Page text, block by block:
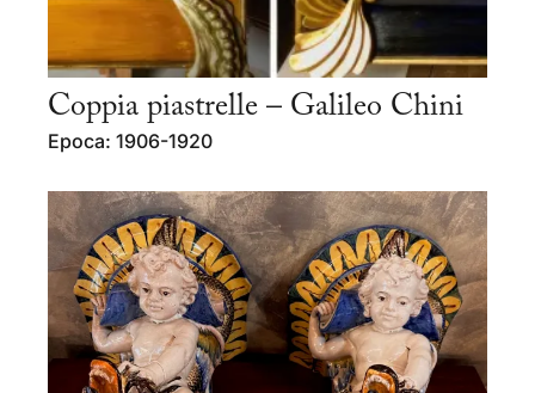
Coppia piastrelle – Galileo Chini
Epoca: 1906-1920